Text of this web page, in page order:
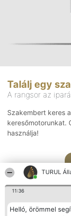
TURUL
11:36
Helló, örömmel
Találj egy
A rangsor az
Szakembert keres
keresőmotorunkat.
használja!